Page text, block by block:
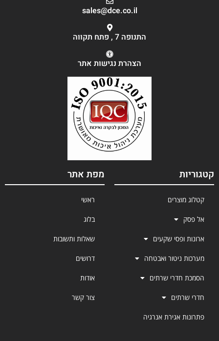
sales@dce.co.il
התנופה 7 , פתח תקווה
הצהרת נגישות אתר
קטגוריות
קטלוג מוצרים
אל פסק
ארונות ופסי שקעים
מערכות ניטור ואבטחה
הסמכת חדרי שרתים
חדרי שרתים
פתרונות אגירת אנרגיה
מפת אתר
ראשי
בלוג
שאלות ותשובות
דרושים
אודות
צור קשר